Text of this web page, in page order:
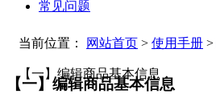
常见问题
当前位置： 网站首页 > 使用手册 >
【一】编辑商品基本信息
【一】编辑商品基本信息